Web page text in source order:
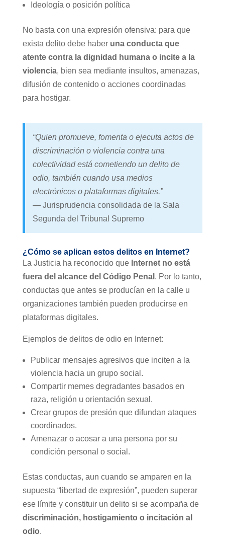
Ideología o posición política
No basta con una expresión ofensiva: para que
exista delito debe haber una conducta que
atente contra la dignidad humana o incite a la
violencia, bien sea mediante insultos, amenazas,
difusión de contenido o acciones coordinadas
para hostigar.
“Quien promueve, fomenta o ejecuta actos de
discriminación o violencia contra una
colectividad está cometiendo un delito de
odio, también cuando usa medios
electrónicos o plataformas digitales.”
— Jurisprudencia consolidada de la Sala
Segunda del Tribunal Supremo
¿Cómo se aplican estos delitos en Internet?
La Justicia ha reconocido que Internet no está
fuera del alcance del Código Penal . Por lo tanto,
conductas que antes se producían en la calle u
organizaciones también pueden producirse en
plataformas digitales.
Ejemplos de delitos de odio en Internet:
Publicar mensajes agresivos que inciten a la
violencia hacia un grupo social.
Compartir memes degradantes basados en
raza, religión u orientación sexual.
Crear grupos de presión que difundan ataques
coordinados.
Amenazar o acosar a una persona por su
condición personal o social.
Estas conductas, aun cuando se amparen en la
supuesta “libertad de expresión”, pueden superar
ese límite y constituir un delito si se acompaña de
discriminación, hostigamiento o incitación al
odio.